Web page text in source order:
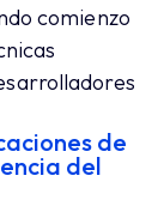
comienzo
de
del